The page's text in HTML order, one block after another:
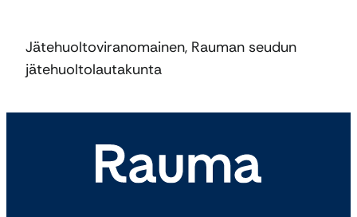
Jätehuoltoviranomainen, Rauman seudun
jätehuoltolautakunta